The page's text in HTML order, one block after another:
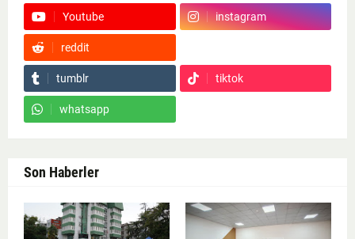
Youtube instagram
reddit
tumblr tiktok
whatsapp
Son Haberler